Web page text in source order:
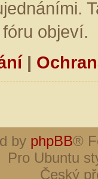
objeví.
|
by phpBB®
Pro Ubuntu
Český